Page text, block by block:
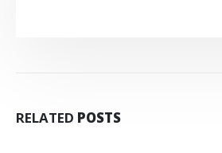
RELATED POSTS